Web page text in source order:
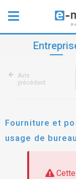
Avis
précédent
Fourniture et
usage de
technique des
Cette